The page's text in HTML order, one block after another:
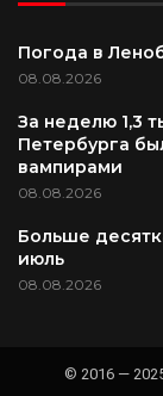
Погода в
08.08.2026
За неделю 1,3
Петербурга
вампирами
08.08.2026
Больше
июль
08.08.2026
© 2016 —